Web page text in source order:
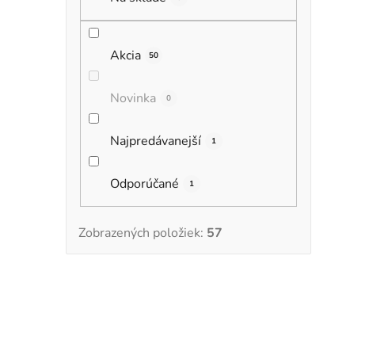
Akcia 50
Novinka 0
Najpredávanejší 1
Odporúčané 1
Zobrazených položiek: 57